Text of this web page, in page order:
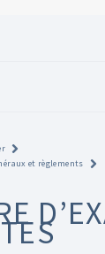
et règlements